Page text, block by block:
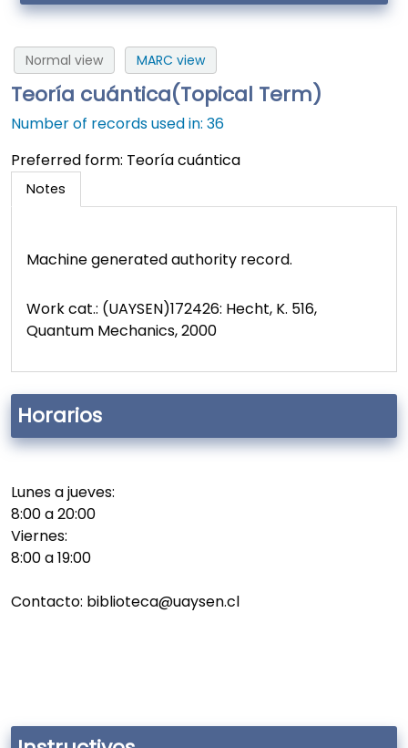
Horarios
Lunes a jueves:
8:00 a 20:00
Viernes:
8:00 a 19:00
Contacto: biblioteca@uaysen.cl
Normal view MARC view
Teoría cuántica(Topical Term)
Number of records used in: 36
Preferred form: Teoría cuántica
Notes
Machine generated authority record.
Work cat.: (UAYSEN)172426: Hecht, K. 516,
Quantum Mechanics, 2000